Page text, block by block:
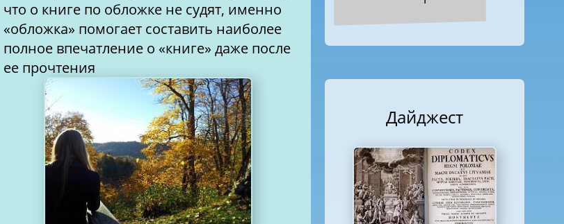
что о книге по обложке не судят, именно
«обложка» помогает составить наиболее
полное впечатление о «книге» даже после
ее прочтения
Дайджест